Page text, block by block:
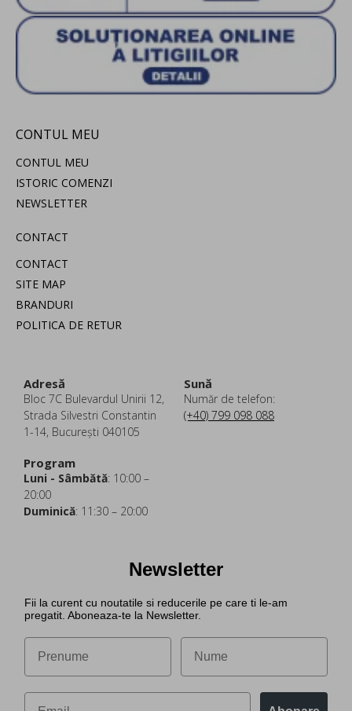
CONTUL MEU
CONTUL MEU
ISTORIC COMENZI
NEWSLETTER
CONTACT
CONTACT
SITE MAP
BRANDURI
POLITICA DE RETUR
Adresă
Bloc 7C Bulevardul Unirii 12,
Strada Silvestri Constantin
1-14, București 040105
Sună
Număr de telefon:
(+40) 799 098 088
Program
Luni - Sâmbătă: 10:00 –
20:00
Duminică: 11:30 – 20:00
Newsletter
Fii la curent cu noutatile si reducerile pe care ti le-am
pregatit. Aboneaza-te la Newsletter.